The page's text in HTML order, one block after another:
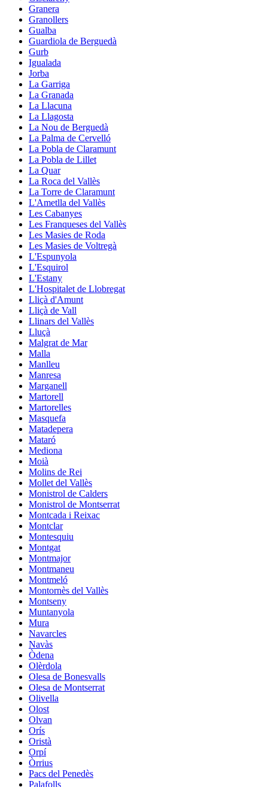
Granera
Granollers
Gualba
Guardiola de Berguedà
Gurb
Igualada
Jorba
La Garriga
La Granada
La Llacuna
La Llagosta
La Nou de Berguedà
La Palma de Cervelló
La Pobla de Claramunt
La Pobla de Lillet
La Quar
La Roca del Vallès
La Torre de Claramunt
L'Ametlla del Vallès
Les Cabanyes
Les Franqueses del Vallès
Les Masies de Roda
Les Masies de Voltregà
L'Espunyola
L'Esquirol
L'Estany
L'Hospitalet de Llobregat
Lliçà d'Amunt
Lliçà de Vall
Llinars del Vallès
Lluçà
Malgrat de Mar
Malla
Manlleu
Manresa
Marganell
Martorell
Martorelles
Masquefa
Matadepera
Mataró
Mediona
Moià
Molins de Rei
Mollet del Vallès
Monistrol de Calders
Monistrol de Montserrat
Montcada i Reixac
Montclar
Montesquiu
Montgat
Montmajor
Montmaneu
Montmeló
Montornès del Vallès
Montseny
Muntanyola
Mura
Navarcles
Navàs
Òdena
Olèrdola
Olesa de Bonesvalls
Olesa de Montserrat
Olivella
Olost
Olvan
Orís
Oristà
Orpí
Òrrius
Pacs del Penedès
Palafolls